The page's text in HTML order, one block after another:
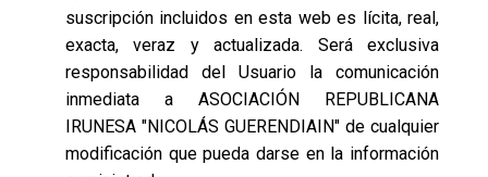
suscripción incluidos en esta web es lícita, real,
exacta, veraz y actualizada. Será exclusiva
responsabilidad del Usuario la comunicación
inmediata a ASOCIACIÓN REPUBLICANA
IRUNESA "NICOLÁS GUERENDIAIN" de cualquier
modificación que pueda darse en la información